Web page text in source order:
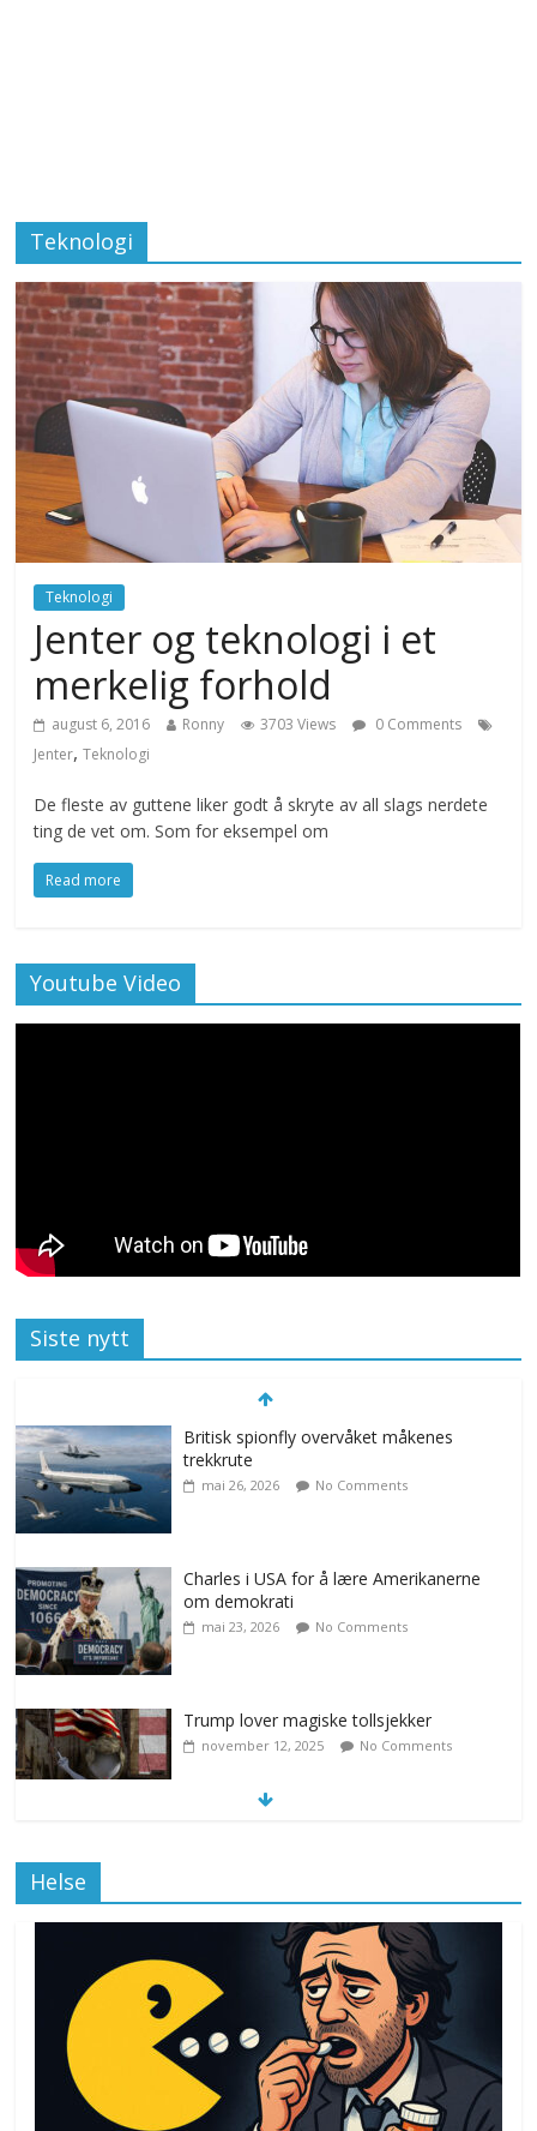
Teknologi
Teknologi
Jenter og teknologi i et
merkelig forhold
august 6, 2016 Ronny 3703 Views
0 Comments
Jenter,Teknologi
De fleste av guttene liker godt å skryte av all slags nerdete
ting de vet om. Som for eksempel om
Read more
Youtube Video
Siste nytt
Britisk spionfly overvåket måkenes
trekkrute
mai 26, 2026 No Comments
Charles i USA for å lære Amerikanerne
om demokrati
mai 23, 2026 No Comments
Trump lover magiske tollsjekker
november 12, 2025 No Comments
Drone stopper flytrafikken i Stockholm,
ekspert mistenker MDG
november 6, 2025 No Comments
Helse